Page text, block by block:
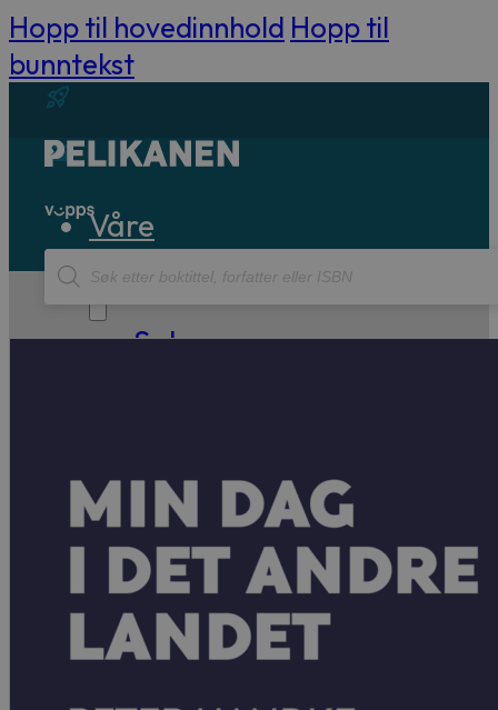
Hopp til hovedinnhold Hopp til
bunntekst
Våre
bøker
Sakprosa
Essay
Kritikk
Samfunn
Skjønnlitteratur
Products
search